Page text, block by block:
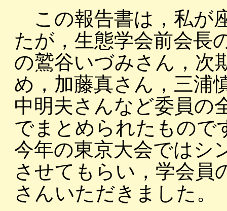
この報告書は，私が
たが，生態学会前会長
の鷲谷いづみさん，次
め，加藤真さん，三浦
中明夫さんなど委員の
でまとめられたもので
今年の東京大会ではシ
させてもらい，学会員
さんいただきました。